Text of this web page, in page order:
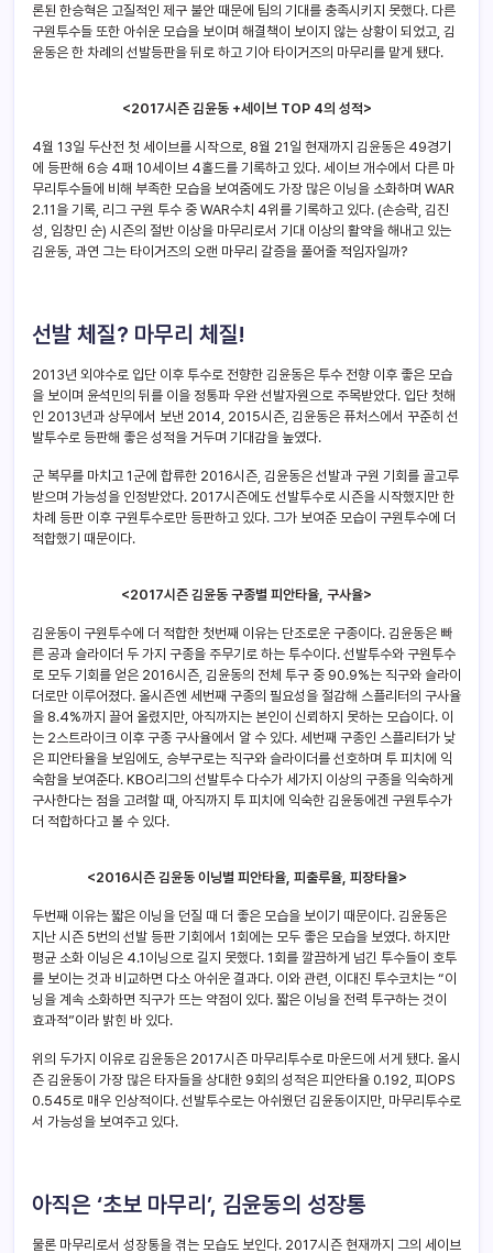
론된 한승혁은 고질적인 제구 불안 때문에 팀의 기대를 충족시키지 못했다. 다른
구원투수들 또한 아쉬운 모습을 보이며 해결책이 보이지 않는 상황이 되었고, 김
윤동은 한 차례의 선발등판을 뒤로 하고 기아 타이거즈의 마무리를 맡게 됐다.
<2017시즌 김윤동 +세이브 TOP 4의 성적>
4월 13일 두산전 첫 세이브를 시작으로, 8월 21일 현재까지 김윤동은 49경기
에 등판해 6승 4패 10세이브 4홀드를 기록하고 있다. 세이브 개수에서 다른 마
무리투수들에 비해 부족한 모습을 보여줌에도 가장 많은 이닝을 소화하며 WAR
2.11을 기록, 리그 구원 투수 중 WAR수치 4위를 기록하고 있다. (손승락, 김진
성, 임창민 순) 시즌의 절반 이상을 마무리로서 기대 이상의 활약을 해내고 있는
김윤동, 과연 그는 타이거즈의 오랜 마무리 갈증을 풀어줄 적임자일까?
선발 체질? 마무리 체질!
2013년 외야수로 입단 이후 투수로 전향한 김윤동은 투수 전향 이후 좋은 모습
을 보이며 윤석민의 뒤를 이을 정통파 우완 선발자원으로 주목받았다. 입단 첫해
인 2013년과 상무에서 보낸 2014, 2015시즌, 김윤동은 퓨처스에서 꾸준히 선
발투수로 등판해 좋은 성적을 거두며 기대감을 높였다.
군 복무를 마치고 1군에 합류한 2016시즌, 김윤동은 선발과 구원 기회를 골고루
받으며 가능성을 인정받았다. 2017시즌에도 선발투수로 시즌을 시작했지만 한
차례 등판 이후 구원투수로만 등판하고 있다. 그가 보여준 모습이 구원투수에 더
적합했기 때문이다.
<2017시즌 김윤동 구종별 피안타율, 구사율>
김윤동이 구원투수에 더 적합한 첫번째 이유는 단조로운 구종이다. 김윤동은 빠
른 공과 슬라이더 두 가지 구종을 주무기로 하는 투수이다. 선발투수와 구원투수
로 모두 기회를 얻은 2016시즌, 김윤동의 전체 투구 중 90.9%는 직구와 슬라이
더로만 이루어졌다. 올시즌엔 세번째 구종의 필요성을 절감해 스플리터의 구사율
을 8.4%까지 끌어 올렸지만, 아직까지는 본인이 신뢰하지 못하는 모습이다. 이
는 2스트라이크 이후 구종 구사율에서 알 수 있다. 세번째 구종인 스플리터가 낮
은 피안타율을 보임에도, 승부구로는 직구와 슬라이더를 선호하며 투 피치에 익
숙함을 보여준다. KBO리그의 선발투수 다수가 세가지 이상의 구종을 익숙하게
구사한다는 점을 고려할 때, 아직까지 투 피치에 익숙한 김윤동에겐 구원투수가
더 적합하다고 볼 수 있다.
<2016시즌 김윤동 이닝별 피안타율, 피출루율, 피장타율>
두번째 이유는 짧은 이닝을 던질 때 더 좋은 모습을 보이기 때문이다. 김윤동은
지난 시즌 5번의 선발 등판 기회에서 1회에는 모두 좋은 모습을 보였다. 하지만
평균 소화 이닝은 4.1이닝으로 길지 못했다. 1회를 깔끔하게 넘긴 투수들이 호투
를 보이는 것과 비교하면 다소 아쉬운 결과다. 이와 관련, 이대진 투수코치는 “이
닝을 계속 소화하면 직구가 뜨는 약점이 있다. 짧은 이닝을 전력 투구하는 것이
효과적”이라 밝힌 바 있다.
위의 두가지 이유로 김윤동은 2017시즌 마무리투수로 마운드에 서게 됐다. 올시
즌 김윤동이 가장 많은 타자들을 상대한 9회의 성적은 피안타율 0.192, 피OPS
0.545로 매우 인상적이다. 선발투수로는 아쉬웠던 김윤동이지만, 마무리투수로
서 가능성을 보여주고 있다.
아직은 ‘초보 마무리’, 김윤동의 성장통
물론 마무리로서 성장통을 겪는 모습도 보인다. 2017시즌 현재까지 그의 세이브